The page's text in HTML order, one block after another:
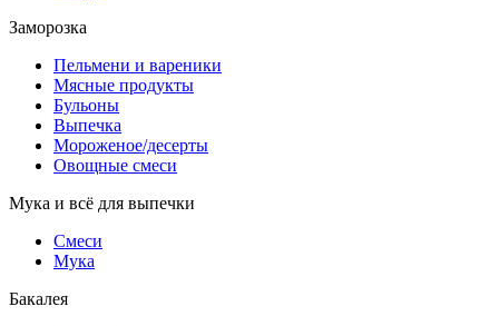
Заморозка
Пельмени и вареники
Мясные продукты
Бульоны
Выпечка
Мороженое/десерты
Овощные смеси
Мука и всё для выпечки
Смеси
Мука
Бакалея